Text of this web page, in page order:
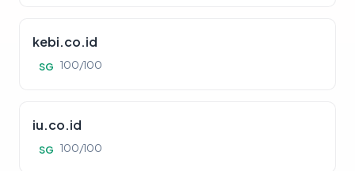
kebi.co.id
SG 100/100
iu.co.id
SG 100/100